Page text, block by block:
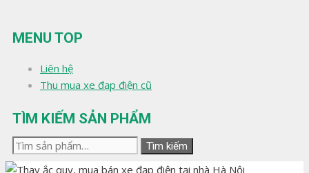
đến
nội
MENU TOP
Liên hệ
Thu mua xe đạp điện cũ
TÌM KIẾM SẢN PHẨM
Tìm
kiếm:
Tìm kiếm